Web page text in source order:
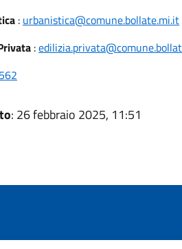
: urbanistica@comune.bollate.mi.it
:
: 26 febbraio 2025, 11:51